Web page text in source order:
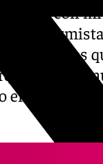
junto con
distinta es
es muy,
en una